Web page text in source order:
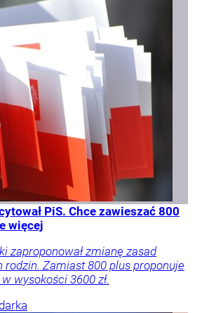
PiS. Chce zawieszać 800
więcej
zaproponował zmianę zasad
rodzin. Zamiast 800 plus proponuje
wysokości 3600 zł.